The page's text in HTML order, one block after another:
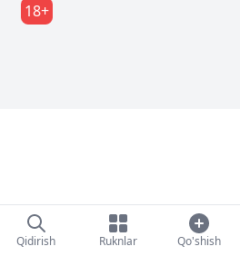
18+
Qidirish Ruknlar Qo'shish